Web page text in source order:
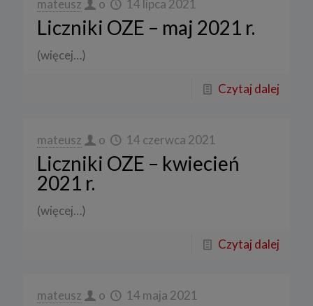
mateusz o 14 lipca 2021
Liczniki OZE – maj 2021 r.
(więcej…)
Czytaj dalej
mateusz o 14 czerwca 2021
Liczniki OZE – kwiecień
2021 r.
(więcej…)
Czytaj dalej
mateusz o 14 maja 2021